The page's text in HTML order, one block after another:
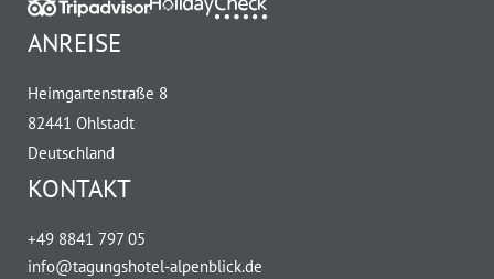
ANREISE
Heimgartenstraße 8
82441 Ohlstadt
Deutschland
KONTAKT
+49 8841 797 05
info@tagungshotel-alpenblick.de